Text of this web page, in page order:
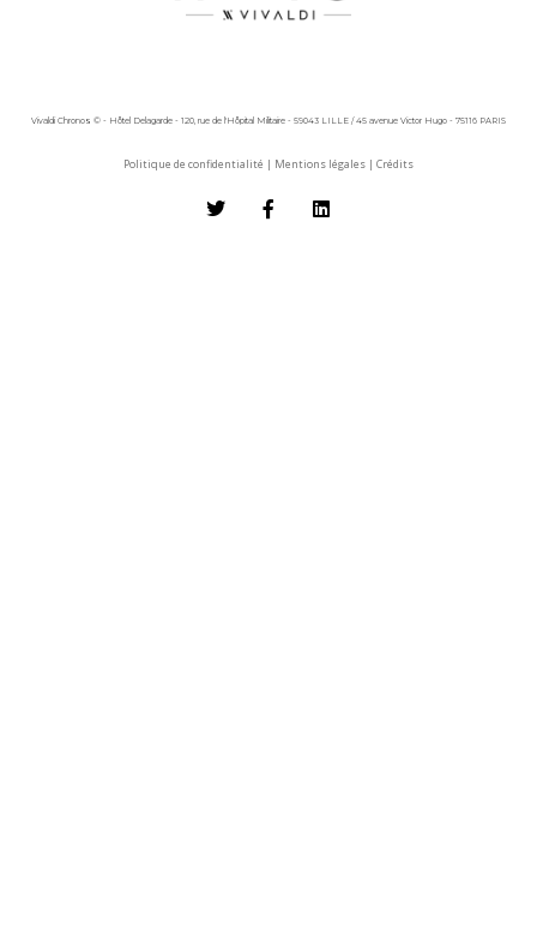
Vivaldi Chronos © - Hôtel Delagarde - 120, rue de l'Hôpital Militaire - 59043 LILLE / 45 avenue Victor Hugo - 75116 PARIS
Politique de confidentialité | Mentions légales | Crédits